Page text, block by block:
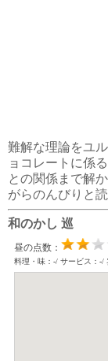
難解な理論をユ
ョコレートに係
との関係まで解
がらのんびりと
和のかし 巡